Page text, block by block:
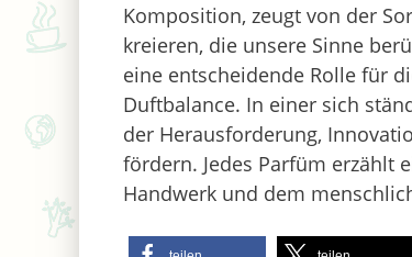
Komposition, zeugt von der
kreieren, die unsere Sinne
eine entscheidende Rolle für
Duftbalance. In einer sich
der Herausforderung,
fördern. Jedes Parfüm erzählt
Handwerk und dem